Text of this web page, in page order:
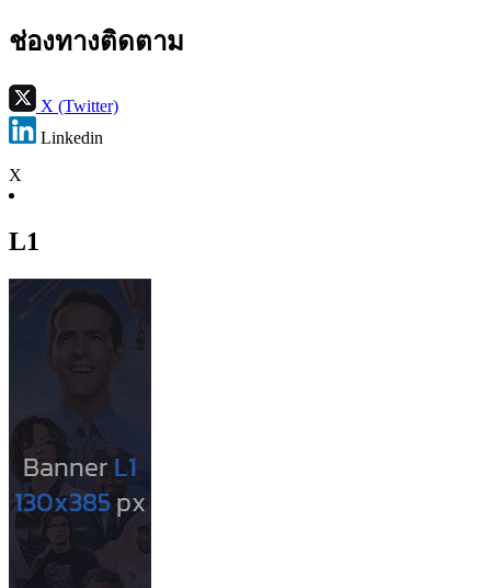
ช่องทางติดตาม
X (Twitter)
Linkedin
X
L1